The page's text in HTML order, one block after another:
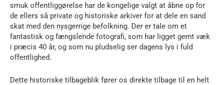
smuk offentliggørelse har de kongelige valgt at åbne op for
de ellers så private og historiske arkiver for at dele en sand
skat med den nysgerrige befolkning. Der er tale om et
fantastisk og fængslende fotografi, som har ligget gemt væk
i præcis 40 år, og som nu pludselig ser dagens lys i fuld
offentlighed.
Dette historiske tilbageblik fører os direkte tilbage til en helt